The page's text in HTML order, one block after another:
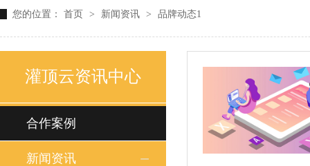
您的位置： 首页 > 新闻资讯 > 品牌动态1
灌顶云资讯中心
合作案例
新闻资讯